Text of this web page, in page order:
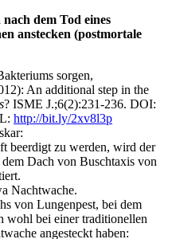
dem Tod eines
anstecken (postmortale
sorgen,
An additional step in the
? ISME J.;6(2):231-236. DOI:
http://bit.ly/2xv8l3p
beerdigt zu werden, wird der
Dach von Buschtaxis von
Nachtwache.
von Lungenpest, bei dem
wohl bei einer traditionellen
angesteckt haben: